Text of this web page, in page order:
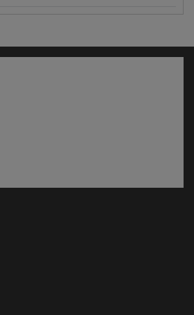
en nueva ventana)
ventana)
en nueva ventana)
ventana)